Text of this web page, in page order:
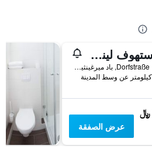
جاستهوف ليند كلاسيكو
Dorfstraße 118, باد ميرغينثيم, بادن - فورتمبيرغ, ألمانيا
عرض الصفقة